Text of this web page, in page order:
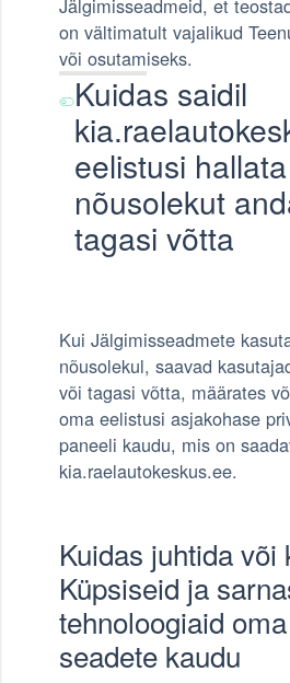
Jälgimisseadmeid, et
on vältimatult vajalikud
või osutamiseks.
Kuidas saidil
eelistusi
nõusolekut
tagasi võtta
Kui Jälgimisseadmete
nõusolekul, saavad
või tagasi võtta, määrates
oma eelistusi asjakohase
paneeli kaudu, mis on
kia.raelautokeskus.ee.
Kuidas juhtida või
Küpsiseid ja
tehnoloogiaid
seadete kaudu